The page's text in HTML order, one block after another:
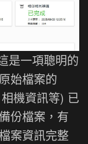
是一項聰明的
始檔案的
機資訊等) 已
份檔案，有
案資訊完整